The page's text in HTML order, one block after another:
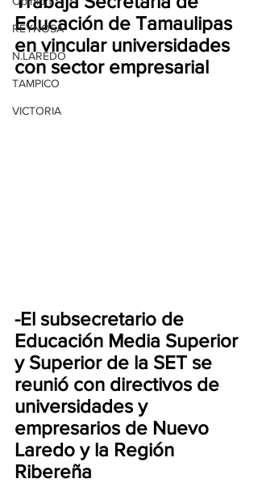
REYNOSA
N.LAREDO
TAMPICO
VICTORIA
Educación de Tamaulipas
en vincular universidades
con sector empresarial
-El subsecretario de
Educación Media Superior
y Superior de la SET se
reunió con directivos de
universidades y
empresarios de Nuevo
Laredo y la Región
Ribereña